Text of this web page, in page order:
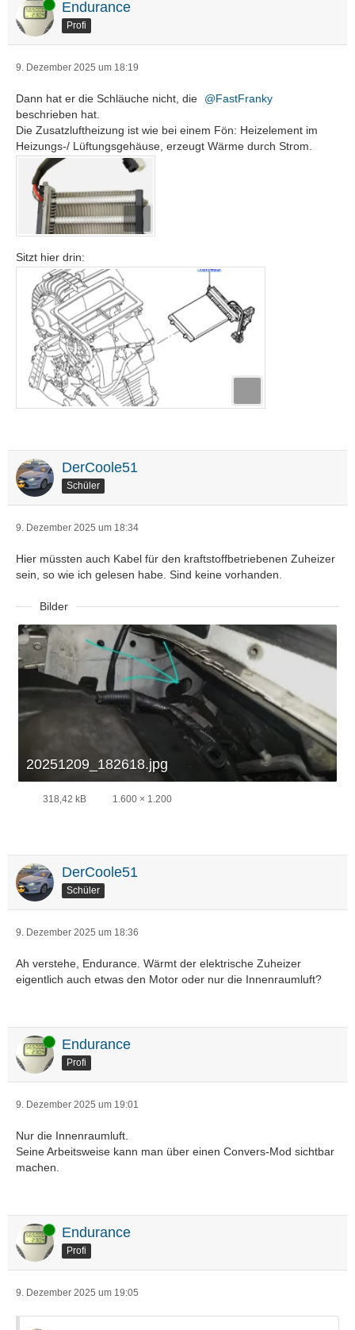
Online Endurance
Profi
9. Dezember 2025 um 18:19
Dann hat er die Schläuche nicht, die
FastFranky
beschrieben hat.
Die Zusatzluftheizung ist wie bei einem Fön: Heizelement im
Heizungs-/ Lüftungsgehäuse, erzeugt Wärme durch Strom.
Sitzt hier drin:
DerCoole51
Schüler
9. Dezember 2025 um 18:34
Hier müssten auch Kabel für den kraftstoffbetriebenen Zuheizer
sein, so wie ich gelesen habe. Sind keine vorhanden.
Bilder
20251209_182618.jpg
318,42 kB 1.600 × 1.200
DerCoole51
Schüler
9. Dezember 2025 um 18:36
Ah verstehe, Endurance. Wärmt der elektrische Zuheizer
eigentlich auch etwas den Motor oder nur die Innenraumluft?
Online Endurance
Profi
9. Dezember 2025 um 19:01
Nur die Innenraumluft.
Seine Arbeitsweise kann man über einen Convers-Mod sichtbar
machen.
Online Endurance
Profi
9. Dezember 2025 um 19:05